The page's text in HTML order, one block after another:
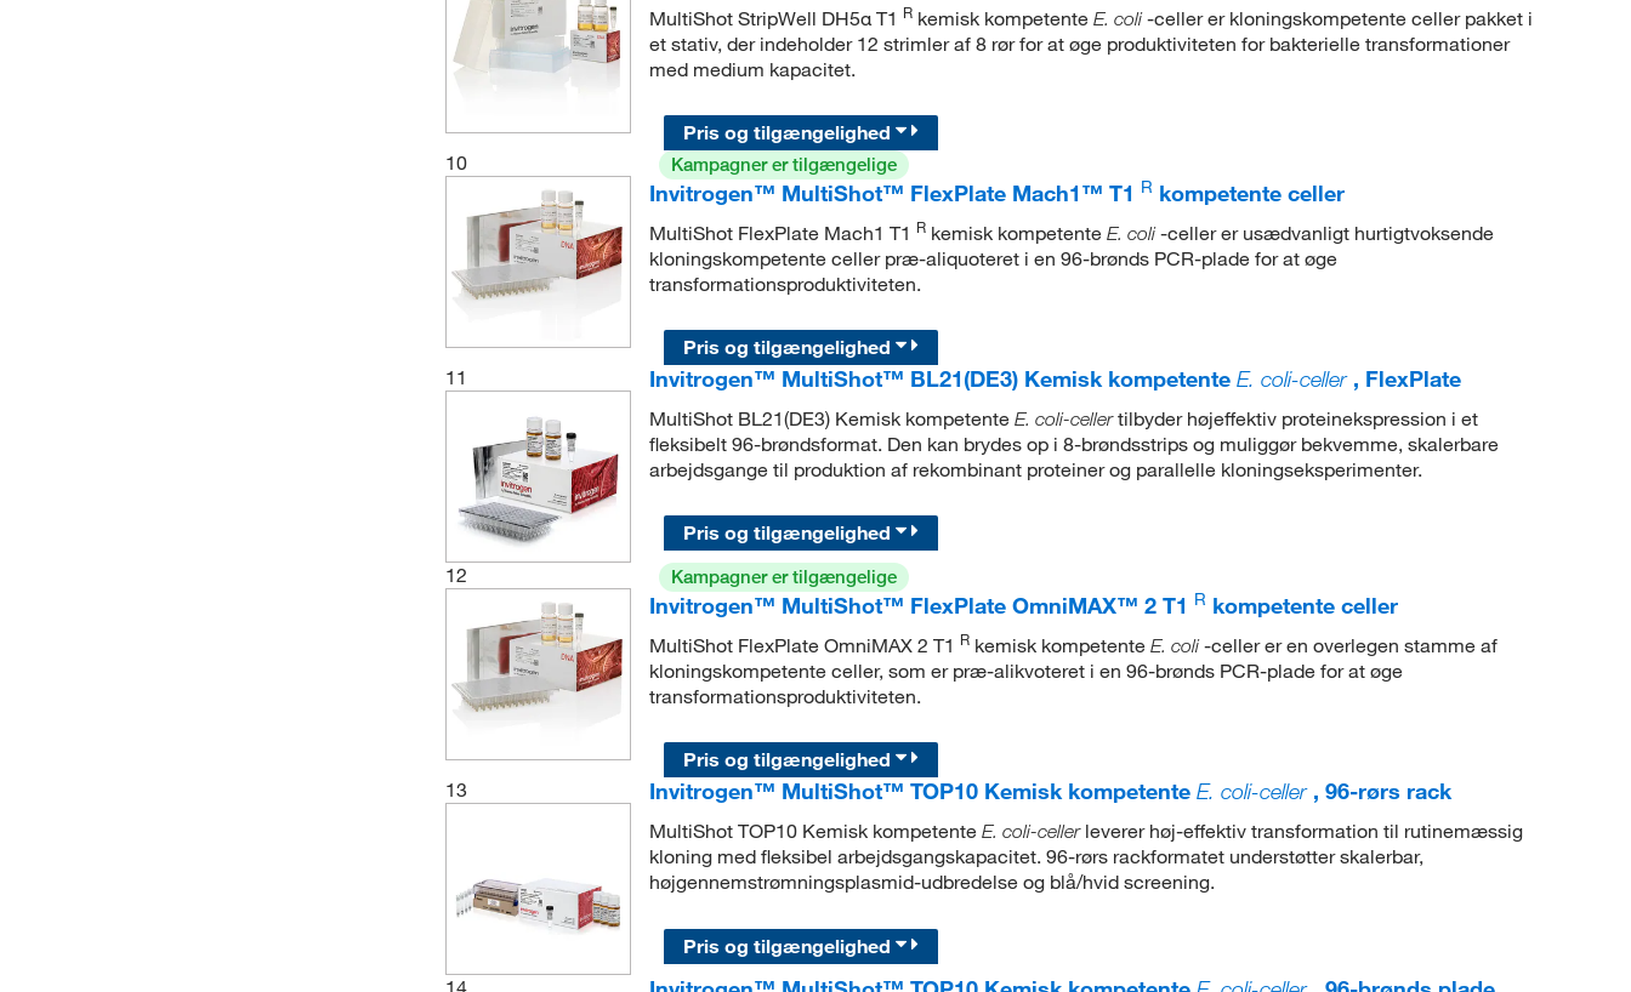
MultiShot StripWell DH5α T1 Rkemisk kompetente E. coli-celler er kloningskompetente celler pakket i
et stativ, der indeholder 12 strimler af 8 rør for at øge produktiviteten for bakterielle transformationer
med medium kapacitet.
Pris og tilgængelighed
10
Kampagner er tilgængelige
Invitrogen™ MultiShot™ FlexPlate Mach1™ T1 R kompetente celler
MultiShot FlexPlate Mach1 T1 Rkemisk kompetente E. coli-celler er usædvanligt hurtigtvoksende
kloningskompetente celler præ-aliquoteret i en 96-brønds PCR-plade for at øge
transformationsproduktiviteten.
Pris og tilgængelighed
11
Invitrogen™ MultiShot™ BL21(DE3) Kemisk kompetente E. coli-celler, FlexPlate
MultiShot BL21(DE3) Kemisk kompetente E. coli-cellertilbyder højeffektiv proteinekspression i et
fleksibelt 96-brøndsformat. Den kan brydes op i 8-brøndsstrips og muliggør bekvemme, skalerbare
arbejdsgange til produktion af rekombinant proteiner og parallelle kloningseksperimenter.
Pris og tilgængelighed
12
Kampagner er tilgængelige
Invitrogen™ MultiShot™ FlexPlate OmniMAX™ 2 T1 R kompetente celler
MultiShot FlexPlate OmniMAX 2 T1 Rkemisk kompetente E. coli-celler er en overlegen stamme af
kloningskompetente celler, som er præ-alikvoteret i en 96-brønds PCR-plade for at øge
transformationsproduktiviteten.
Pris og tilgængelighed
13
Invitrogen™ MultiShot™ TOP10 Kemisk kompetente E. coli-celler, 96-rørs rack
MultiShot TOP10 Kemisk kompetente E. coli-cellerleverer høj-effektiv transformation til rutinemæssig
kloning med fleksibel arbejdsgangskapacitet. 96-rørs rackformatet understøtter skalerbar,
højgennemstrømningsplasmid-udbredelse og blå/hvid screening.
Pris og tilgængelighed